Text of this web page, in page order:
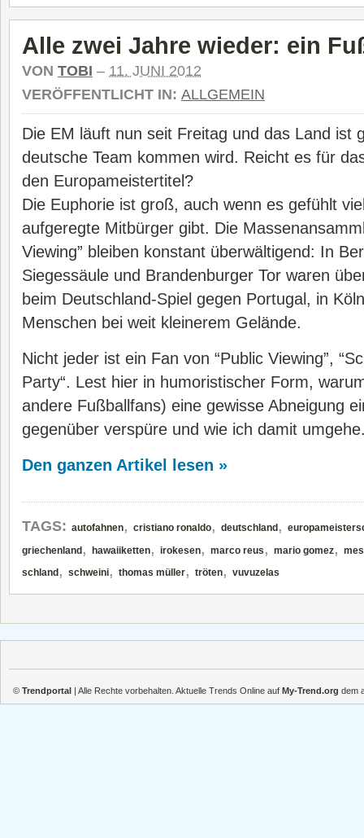
Alle zwei Jahre wieder: ein
VON TOBI – 11. JUNI 2012
VERÖFFENTLICHT IN: ALLGEMEIN
Die EM läuft nun seit Freitag und das Land ist
deutsche Team kommen wird. Reicht es für
den Europameistertitel?
Die Euphorie ist groß, auch wenn es gefühlt
aufgeregte Mitbürger gibt. Die
Viewing” bleiben konstant überwältigend: In
Siegessäule und Brandenburger Tor waren
beim Deutschland-Spiel gegen Portugal, in
Menschen bei weit kleinerem Gelände.
Nicht jeder ist ein Fan von “Public Viewing”,
Party“. Lest hier in humoristischer Form,
andere Fußballfans) eine gewisse Abneigung
gegenüber verspüre und wie ich damit
Den ganzen Artikel lesen »
TAGS: autofahnen, cristiano ronaldo, deutschland ,
griechenland , hawaiiketten, irokesen, marco reus , mario gomez,
schland , schweini, thomas müller, tröten, vuvuzelas
© Trendportal | Alle Rechte vorbehalten. Aktuelle Trends Online auf My-Trend.org dem